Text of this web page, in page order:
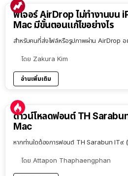
ฟีเจอร์ AirDrop ไม่ทำงานบน
Mac มีขั้นตอนแก้ไขอย่างไร
สำหรับคนที่ส่งไฟล์หรือรูปภาพผ่าน AirDrop อ
โดย Zakura Kim
อ่านเพิ่มเติม
ดาวน์โหลดฟอนต์ TH
Mac
หากท่านใดต้องการฟอนต์ TH Sarabun IT
โดย Attapon Thaphaengphan